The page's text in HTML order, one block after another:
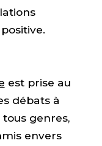
est prise au
débats à
genres,
envers